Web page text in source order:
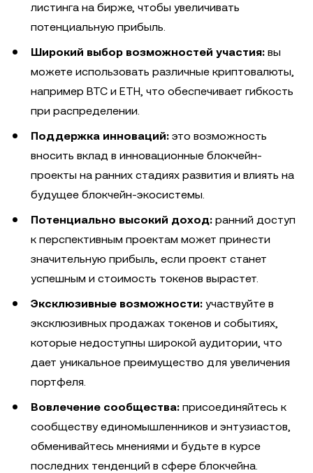
листинга на бирже, чтобы увеличивать
потенциальную прибыль.
Широкий выбор возможностей участия: вы
можете использовать различные криптовалюты,
например BTC и ETH, что обеспечивает гибкость
при распределении.
Поддержка инноваций: это возможность
вносить вклад в инновационные блокчейн-
проекты на ранних стадиях развития и влиять на
будущее блокчейн-экосистемы.
Потенциально высокий доход: ранний доступ
к перспективным проектам может принести
значительную прибыль, если проект станет
успешным и стоимость токенов вырастет.
Эксклюзивные возможности: участвуйте в
эксклюзивных продажах токенов и событиях,
которые недоступны широкой аудитории, что
дает уникальное преимущество для увеличения
портфеля.
Вовлечение сообщества: присоединяйтесь к
сообществу единомышленников и энтузиастов,
обменивайтесь мнениями и будьте в курсе
последних тенденций в сфере блокчейна.